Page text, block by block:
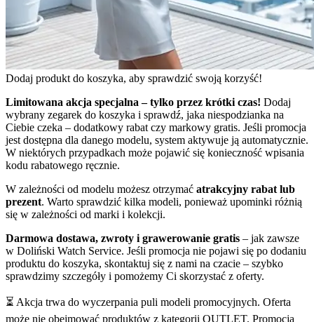
Dodaj produkt do koszyka, aby sprawdzić swoją korzyść!
Limitowana akcja specjalna – tylko przez krótki czas! Dodaj
wybrany zegarek do koszyka i sprawdź, jaka niespodzianka na
Ciebie czeka – dodatkowy rabat czy markowy gratis. Jeśli promocja
jest dostępna dla danego modelu, system aktywuje ją automatycznie.
W niektórych przypadkach może pojawić się konieczność wpisania
kodu rabatowego ręcznie.
W zależności od modelu możesz otrzymać atrakcyjny rabat lub
prezent. Warto sprawdzić kilka modeli, ponieważ upominki różnią
się w zależności od marki i kolekcji.
Darmowa dostawa, zwroty i grawerowanie gratis – jak zawsze
w Doliński Watch Service. Jeśli promocja nie pojawi się po dodaniu
produktu do koszyka, skontaktuj się z nami na czacie – szybko
sprawdzimy szczegóły i pomożemy Ci skorzystać z oferty.
⏳ Akcja trwa do wyczerpania puli modeli promocyjnych. Oferta
może nie obejmować produktów z kategorii OUTLET. Promocja